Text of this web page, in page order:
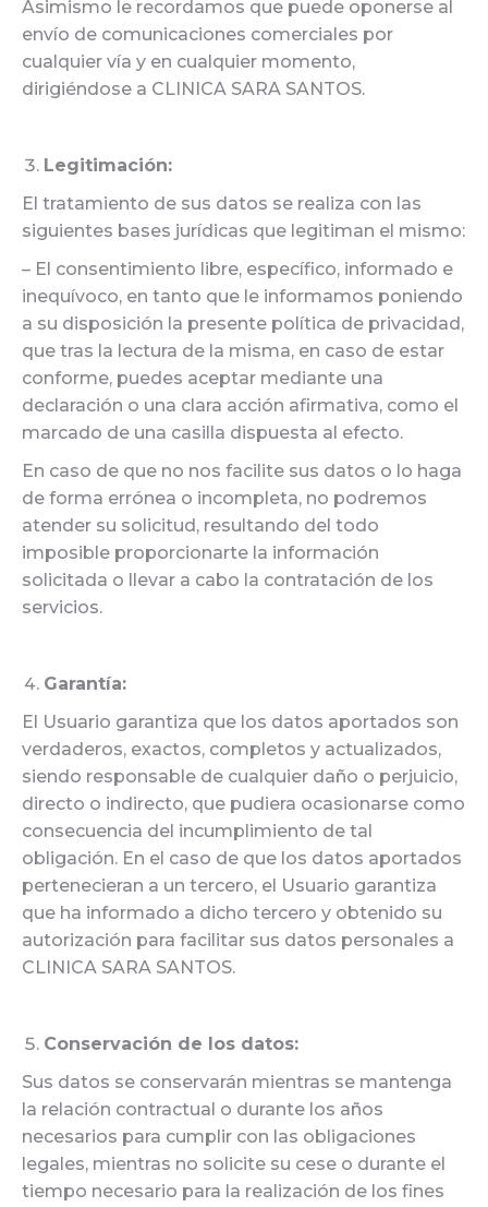
Asimismo le recordamos que puede oponerse al
envío de comunicaciones comerciales por
cualquier vía y en cualquier momento,
dirigiéndose a CLINICA SARA SANTOS.
Legitimación:
El tratamiento de sus datos se realiza con las
siguientes bases jurídicas que legitiman el mismo:
– El consentimiento libre, específico, informado e
inequívoco, en tanto que le informamos poniendo
a su disposición la presente política de privacidad,
que tras la lectura de la misma, en caso de estar
conforme, puedes aceptar mediante una
declaración o una clara acción afirmativa, como el
marcado de una casilla dispuesta al efecto.
En caso de que no nos facilite sus datos o lo haga
de forma errónea o incompleta, no podremos
atender su solicitud, resultando del todo
imposible proporcionarte la información
solicitada o llevar a cabo la contratación de los
servicios.
Garantía:
El Usuario garantiza que los datos aportados son
verdaderos, exactos, completos y actualizados,
siendo responsable de cualquier daño o perjuicio,
directo o indirecto, que pudiera ocasionarse como
consecuencia del incumplimiento de tal
obligación. En el caso de que los datos aportados
pertenecieran a un tercero, el Usuario garantiza
que ha informado a dicho tercero y obtenido su
autorización para facilitar sus datos personales a
CLINICA SARA SANTOS.
Conservación de los datos:
Sus datos se conservarán mientras se mantenga
la relación contractual o durante los años
necesarios para cumplir con las obligaciones
legales, mientras no solicite su cese o durante el
tiempo necesario para la realización de los fines